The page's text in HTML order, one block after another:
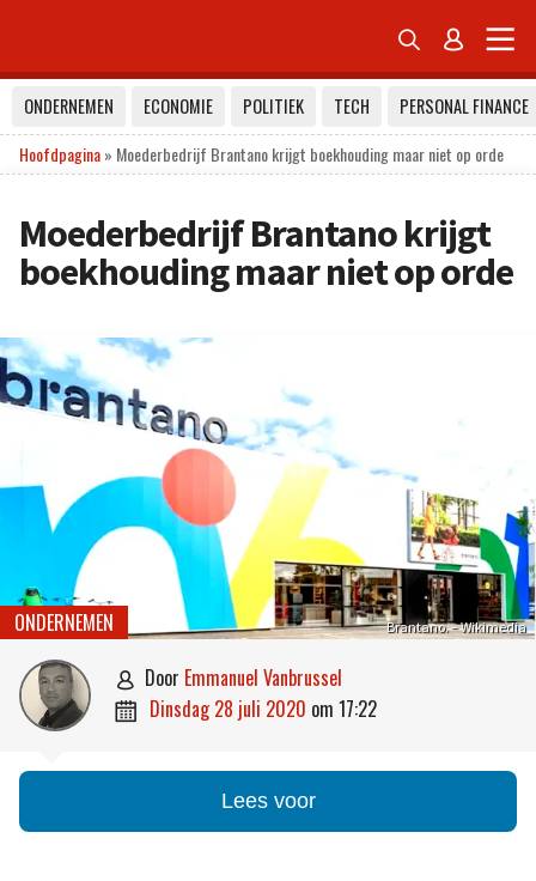
 
ONDERNEMEN ECONOMIE POLITIEK TECH
PERSONAL FINANCE
Hoofdpagina» Moederbedrijf Brantano krijgt boekhouding maar niet op orde
Moederbedrijf Brantano krijgt
boekhouding maar niet op orde
Brantano. – Wikimedia
ONDERNEMEN
 door Emmanuel Vanbrussel
 dinsdag 28 juli 2020 om 17:22
Lees voor